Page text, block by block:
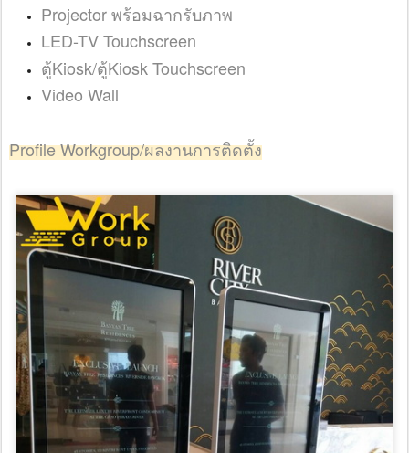
Projector พร้อมฉากรับภาพ
LED-TV Touchscreen
ตู้Kiosk/ตู้Kiosk Touchscreen
Video Wall
Profile Workgroup/ผลงานการติดตั้ง